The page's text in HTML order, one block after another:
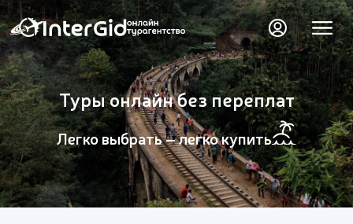
Туры онлайн без переплат
Легко выбрать – легко купить